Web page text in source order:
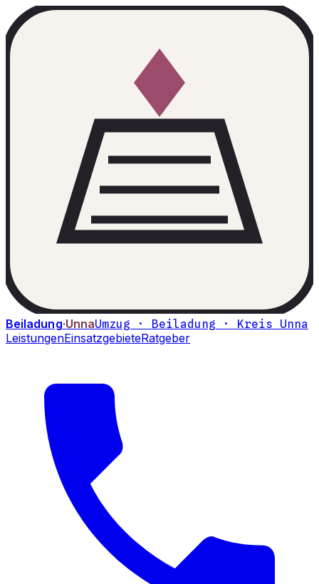
Beiladung·UnnaUmzug · Beiladung · Kreis Unna
LeistungenEinsatzgebieteRatgeber